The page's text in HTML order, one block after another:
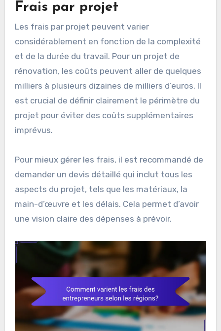
Frais par projet
Les frais par projet peuvent varier
considérablement en fonction de la complexité
et de la durée du travail. Pour un projet de
rénovation, les coûts peuvent aller de quelques
milliers à plusieurs dizaines de milliers d’euros. Il
est crucial de définir clairement le périmètre du
projet pour éviter des coûts supplémentaires
imprévus.
Pour mieux gérer les frais, il est recommandé de
demander un devis détaillé qui inclut tous les
aspects du projet, tels que les matériaux, la
main-d’œuvre et les délais. Cela permet d’avoir
une vision claire des dépenses à prévoir.